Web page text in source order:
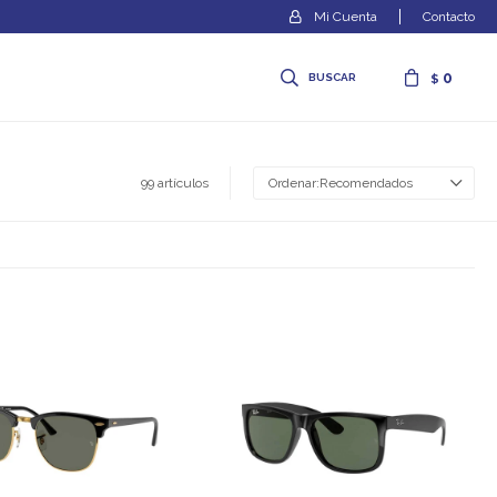
$ 0
Contacto
99 artículos Recomendados